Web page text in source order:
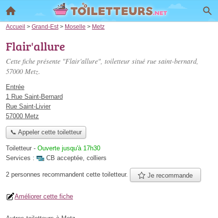
Accueil > Grand-Est > Moselle > Metz
Flair'allure
Cette fiche présente "Flair'allure", toiletteur situé rue saint-bernard,
57000 Metz.
Entrée
1 Rue Saint-Bernard
Rue Saint-Livier
57000 Metz
📞 Appeler cette toiletteur
Toiletteur - Ouverte jusqu'à 17h30
Services :
CB acceptée, colliers
2 personnes recommandent cette toiletteur. Je recommande
Améliorer cette fiche